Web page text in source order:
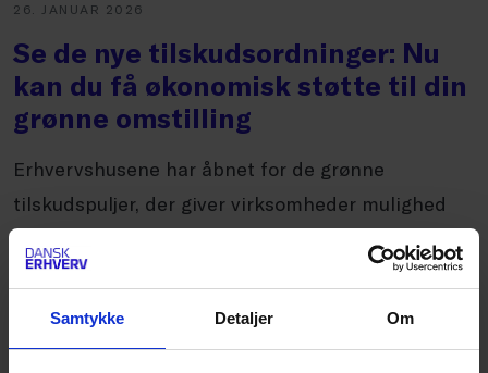
Samtykke Detaljer Om
26. JANUAR 2026
Se de nye tilskudsordninger: Nu
kan du få økonomisk støtte til din
grønne omstilling
Erhvervshusene har åbnet for de grønne
tilskudspuljer, der giver virksomheder mulighed
omstilling. Se mere om pu...